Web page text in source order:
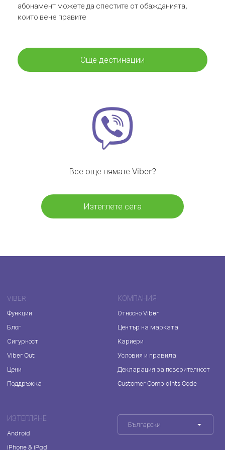
абонамент можете да спестите от обажданията,
които вече правите
Още дестинации
Все още нямате Viber?
Изтеглете сега
VIBER
Функции
Блог
Сигурност
Viber Out
Цени
Поддръжка
КОМПАНИЯ
Относно Viber
Център на марката
Кариери
Условия и правила
Декларация за поверителност
Customer Complaints Code
ИЗТЕГЛЯНЕ
Android
iPhone & iPad
Български